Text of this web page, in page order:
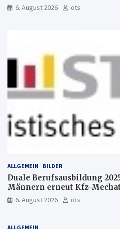
6. August 2026 ots
ALLGEMEIN BILDER
Duale Berufsausbildung
Männern erneut Kfz-
medizinische
6. August 2026 ots
ALLGEMEIN